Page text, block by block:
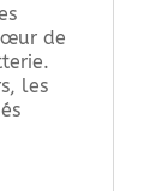
de
les